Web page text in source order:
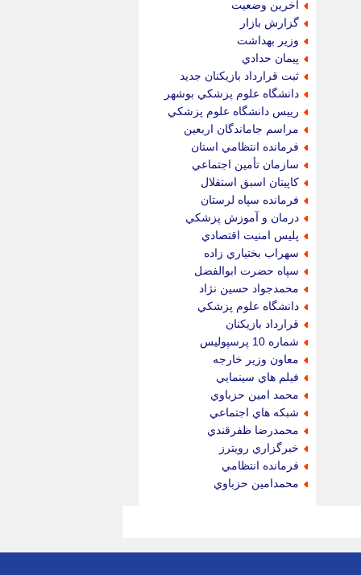
آخرين وضعيت
گزارش بازار
وزير بهداشت
پيمان حدادي
ثبت قرارداد بازيكنان جديد
دانشگاه علوم پزشكي بوشهر
رييس دانشگاه علوم پزشكي
مراسم جاماندگان اربعين
فرمانده انتظامي استان
سازمان تأمين اجتماعي
كاپيتان اسبق استقلال
فرمانده سپاه لرستان
درمان و آموزش پزشكي
پليس امنيت اقتصادي
سهراب بختياري زاده
سپاه حضرت ابوالفضل
محمدجواد حسين نژاد
دانشگاه علوم پزشكي
قرارداد بازيكنان
شماره 10 پرسپوليس
معاون وزير خارجه
فيلم هاي سينمايي
محمد امين حزباوي
شبكه هاي اجتماعي
محمدرضا ظفرقندي
خبرگزاري رويترز
فرمانده انتظامي
محمدامين حزباوي